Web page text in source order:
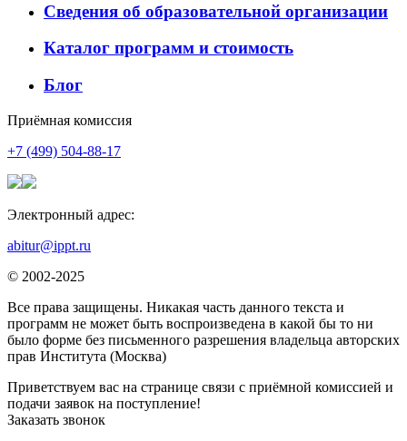
Сведения об образовательной организации
Каталог программ и стоимость
Блог
Приёмная комиссия
+7 (499) 504-88-17
Электронный адрес:
abitur@ippt.ru
© 2002-2025
Все права защищены. Никакая часть данного текста и
программ не может быть воспроизведена в какой бы то ни
было форме без письменного разрешения владельца авторских
прав Института (Москва)
Приветствуем вас на странице связи с приёмной комиссией и
подачи заявок на поступление!
Заказать звонок